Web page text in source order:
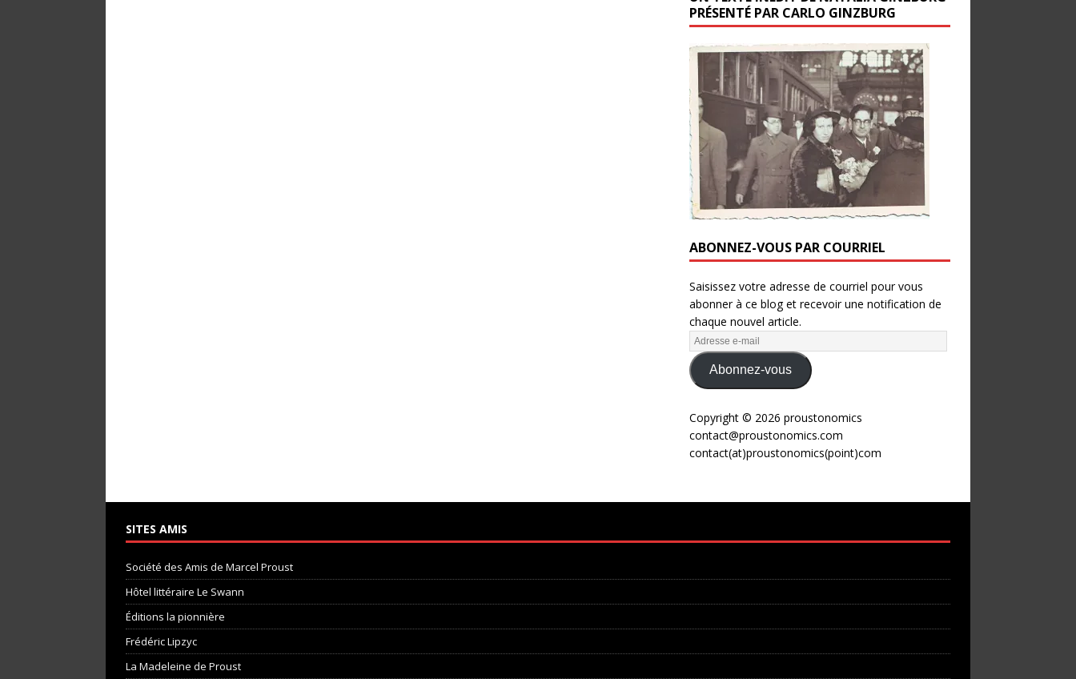
PRÉSENTÉ PAR CARLO GINZBURG
ABONNEZ-VOUS PAR COURRIEL
Saisissez votre adresse de courriel pour vous
abonner à ce blog et recevoir une notification de
chaque nouvel article.
Abonnez-vous
Copyright © 2026 proustonomics
contact@proustonomics.com
contact(at)proustonomics(point)com
SITES AMIS
Société des Amis de Marcel Proust
Hôtel littéraire Le Swann
Éditions la pionnière
Frédéric Lipzyc
La Madeleine de Proust